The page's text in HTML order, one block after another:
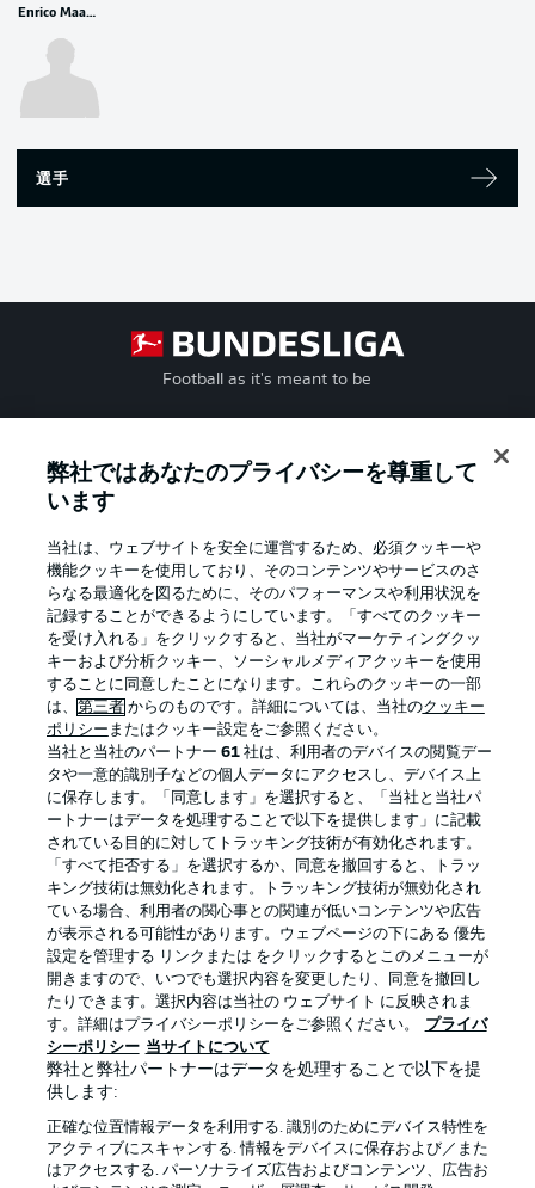
Enrico Maaßen
選手
Football as it's meant to be
Official Partners
プライバシー・ポリシー 優先設定を管理する
利用条件 放送局
求人 選手
当サイトについて
弊社ではあなたのプライバシーを尊重して
います
当社は、ウェブサイトを安全に運営するため、必須クッキーや
機能クッキーを使用しており、そのコンテンツやサービスのさ
らなる最適化を図るために、そのパフォーマンスや利用状況を
記録することができるようにしています。「すべてのクッキー
を受け入れる」をクリックすると、当社がマーケティングクッ
キーおよび分析クッキー、ソーシャルメディアクッキーを使用
することに同意したことになります。これらのクッキーの一部
は、 第三者からのものです。詳細については、当社のクッキー
ポリシー またはクッキー設定をご参照ください。
当社と当社のパートナー 61社は、利用者のデバイスの閲覧デー
タや一意的識別子などの個人データにアクセスし、デバイス上
に保存します。「同意します」を選択すると、「当社と当社パ
ートナーはデータを処理することで以下を提供します」に記載
されている目的に対してトラッキング技術が有効化されます。
「すべて拒否する」を選択するか、同意を撤回すると、トラッ
キング技術は無効化されます。トラッキング技術が無効化され
ている場合、利用者の関心事との関連が低いコンテンツや広告
が表示される可能性があります。ウェブページの下にある 優先
設定を管理する リンクまたは をクリックするとこのメニューが
開きますので、いつでも選択内容を変更したり、同意を撤回し
たりできます。選択内容は当社の ウェブサイト に反映されま
す。詳細はプライバシーポリシーをご参照ください。
プライバ
シーポリシー 当サイトについて
弊社と弊社パートナーはデータを処理することで以下を提
供します:
正確な位置情報データを利用する. 識別のためにデバイス特性を
アクティブにスキャンする. 情報をデバイスに保存および／また
はアクセスする. パーソナライズ広告およびコンテンツ、広告お